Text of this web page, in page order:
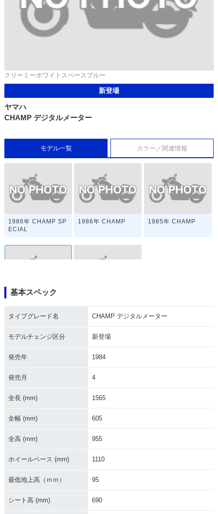
クリーミーホワイトスペースブルー
新登場
ヤマハ
CHAMP デジタルメーター
モデル一覧 カラー／関連情報
1986年 CHAMP SP
ECIAL
1986年 CHAMP 1985年 CHAMP
登場
基本スペック
タイプグレード名 CHAMP デジタルメーター
モデルチェンジ区分 新登場
発売年 1984
発売月 4
全長 (mm) 1565
全幅 (mm) 605
全高 (mm) 955
ホイールベース (mm) 1110
最低地上高（ｍｍ） 95
シート高 (mm) 690